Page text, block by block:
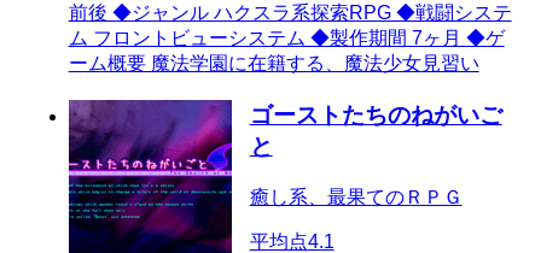
前後 ◆ジャンル ハクスラ系探索RPG ◆戦闘システ
ム フロントビューシステム ◆製作期間 7ヶ月 ◆ゲ
ーム概要 魔法学園に在籍する、魔法少女見習い
ゴーストたちのねがいご
と
癒し系、最果てのＲＰＧ
平均点4.1